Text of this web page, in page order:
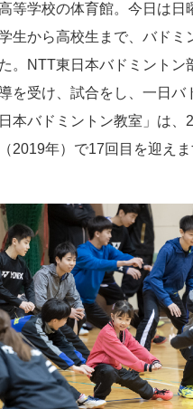
等学校の体育館。今日は日
生から高校生まで、バドミ
。NTT東日本バドミントン
を受け、試合をし、一日バ
本バドミントン教室」は、
2019年）で17回目を迎えま